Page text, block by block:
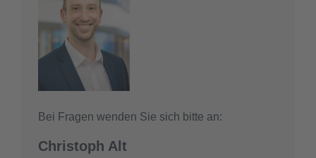
Bei Fragen wenden Sie sich bitte an:
Christoph Alt